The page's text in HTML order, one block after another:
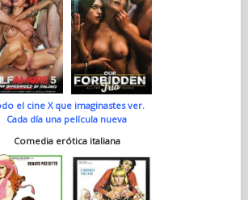
el cine X que imaginastes ver.
Cada día una película nueva
Comedia erótica italiana